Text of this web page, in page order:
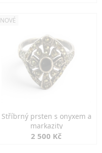
NOVÉ
Stříbrný prsten s onyxem a
markazity
2 500 Kč